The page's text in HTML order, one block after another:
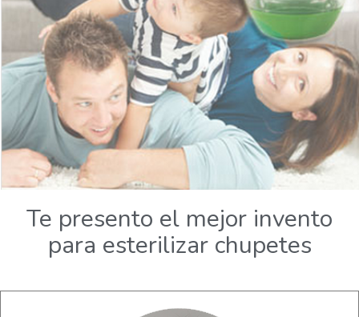
Te presento el mejor invento
para esterilizar chupetes